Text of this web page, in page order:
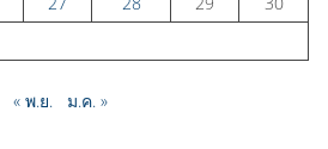
« พ.ย. ม.ค. »